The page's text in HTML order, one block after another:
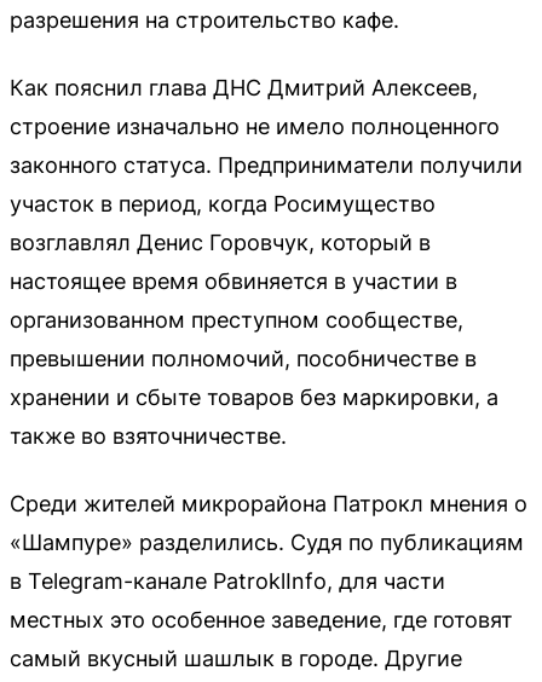
разрешения на строительство кафе.
Как пояснил глава ДНС Дмитрий Алексеев,
строение изначально не имело полноценного
законного статуса. Предприниматели получили
участок в период, когда Росимущество
возглавлял Денис Горовчук, который в
настоящее время обвиняется в участии в
организованном преступном сообществе,
превышении полномочий, пособничестве в
хранении и сбыте товаров без маркировки, а
также во взяточничестве.
Среди жителей микрорайона Патрокл мнения о
«Шампуре» разделились. Судя по публикациям
в Telegram-канале PatroklInfo, для части
местных это особенное заведение, где готовят
самый вкусный шашлык в городе. Другие